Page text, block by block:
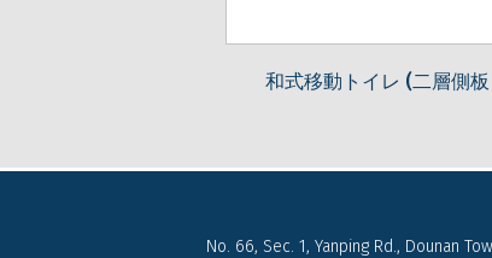
和式移動トイレ (二層側板）
No. 66, Sec. 1, Yanping Rd., Dounan